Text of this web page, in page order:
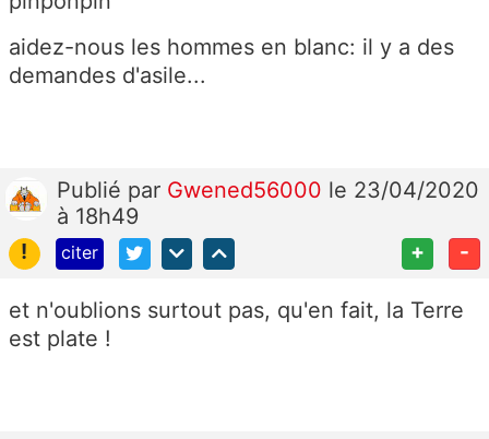
aidez-nous les hommes en blanc: il y a des
demandes d'asile...
Publié par Gwened56000 le 23/04/2020
à 18h49
!
citer + -
et n'oublions surtout pas, qu'en fait, la Terre
est plate !